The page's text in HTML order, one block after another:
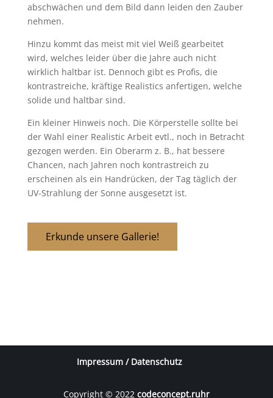
abschwächen und dem Bild dann leiden den Zauber
nehmen.
Hinzu kommt das meist mit viel Weiß gearbeitet
wird, welches leider über die Jahre auch nicht
wirklich haltbar ist. Dennoch gibt es Profis, die
kontrastreiche, kräftige Realistics anfertigen, welche
solide und haltbar sind.
Ein kleiner Hinweis noch. Die Körperstelle sollte bei
der Wahl einer Realistic Arbeit evtl., noch in Betracht
gezogen werden. Ein Oberarm z. B., hat bessere
Chancen, nach Jahren noch kontrastreich zu
erscheinen als ein Handrücken, der Tag täglich der
UV-Strahlung der Sonne ausgesetzt ist.
Erkunde unsere Gallerie!
Impressum / Datenschutz
Copyright © 2022 codeconcept.ruhr